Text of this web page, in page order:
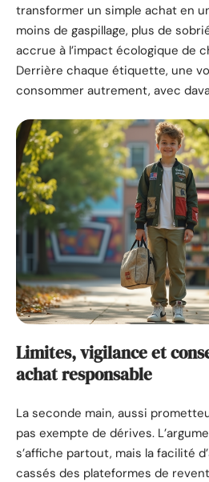
transformer un simple achat en
moins de gaspillage, plus de
accrue à l’impact écologique de
Derrière chaque étiquette, une
consommer autrement, avec
Limites, vigilance et
achat responsable
La seconde main, aussi
pas exempte de dérives.
s’affiche partout, mais la facilité
cassés des plateformes de